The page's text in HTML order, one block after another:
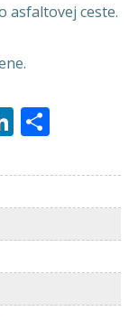
asfaltovej ceste.
LinkedIn